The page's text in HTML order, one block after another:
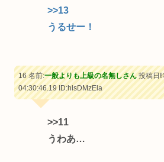
>>13
うるせー！
16 名前:一般よりも上級の名無しさん投稿日
04:30:46.19ID:hlsDMzEla
>>11
うわあ…